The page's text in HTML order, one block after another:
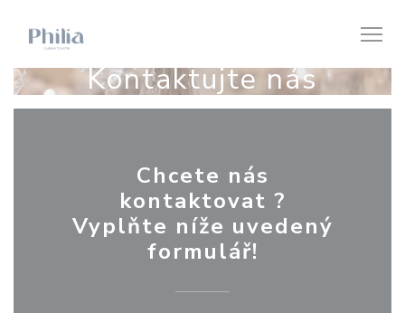
Kontaktujte nás
Chcete nás
kontaktovat ?
Vyplňte níže uvedený
formulář!